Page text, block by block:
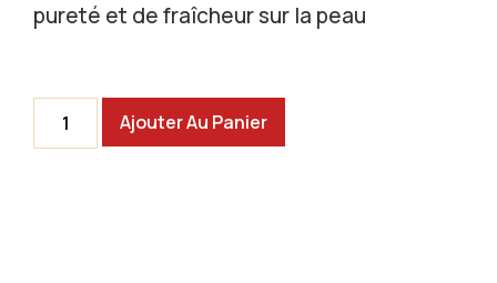
pureté et de fraîcheur sur la peau
Ajouter Au Panier